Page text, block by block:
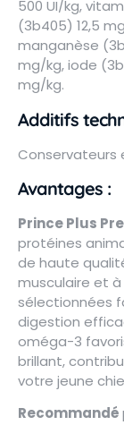
500 UI/kg,
(3b405) 12,5
manganèse
mg/kg, iode
mg/kg.
Additifs
Conservateurs
Avantages :
Prince Plus
protéines
de haute
musculaire et à
sélectionnées
digestion
oméga-3
brillant,
votre jeune
Recommandé